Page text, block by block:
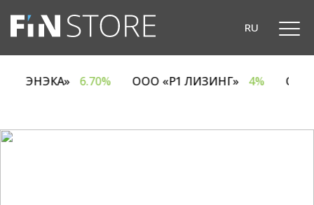
RU
«ЭНЭКА» 6.70% ООО «Р1 ЛИЗИНГ» 4%